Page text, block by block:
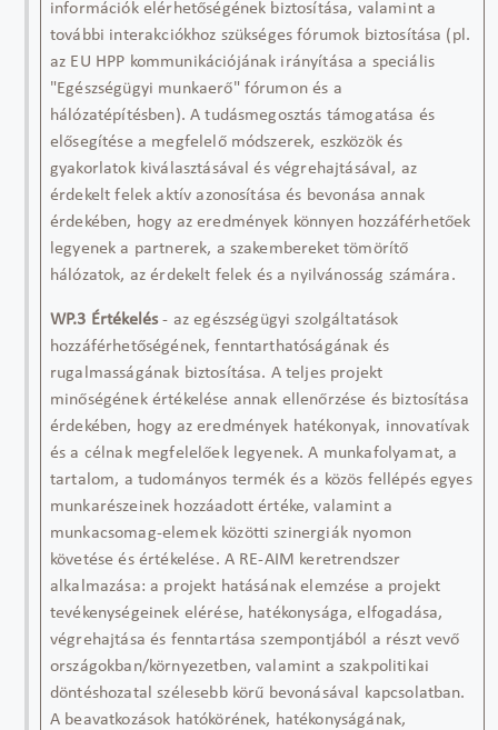
információk elérhetőségének biztosítása, valamint a
további interakciókhoz szükséges fórumok biztosítása (pl.
az EU HPP kommunikációjának irányítása a speciális
"Egészségügyi munkaerő" fórumon és a
hálózatépítésben). A tudásmegosztás támogatása és
elősegítése a megfelelő módszerek, eszközök és
gyakorlatok kiválasztásával és végrehajtásával, az
érdekelt felek aktív azonosítása és bevonása annak
érdekében, hogy az eredmények könnyen hozzáférhetőek
legyenek a partnerek, a szakembereket tömörítő
hálózatok, az érdekelt felek és a nyilvánosság számára.
WP.3 Értékelés - az egészségügyi szolgáltatások
hozzáférhetőségének, fenntarthatóságának és
rugalmasságának biztosítása. A teljes projekt
minőségének értékelése annak ellenőrzése és biztosítása
érdekében, hogy az eredmények hatékonyak, innovatívak
és a célnak megfelelőek legyenek. A munkafolyamat, a
tartalom, a tudományos termék és a közös fellépés egyes
munkarészeinek hozzáadott értéke, valamint a
munkacsomag-elemek közötti szinergiák nyomon
követése és értékelése. A RE-AIM keretrendszer
alkalmazása: a projekt hatásának elemzése a projekt
tevékenységeinek elérése, hatékonysága, elfogadása,
végrehajtása és fenntartása szempontjából a részt vevő
országokban/környezetben, valamint a szakpolitikai
döntéshozatal szélesebb körű bevonásával
kapcsolatban.
A beavatkozások hatókörének, hatékonyságának,